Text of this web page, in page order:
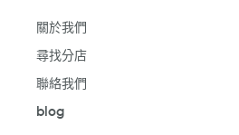
關於我們
尋找分店
聯絡我們
blog